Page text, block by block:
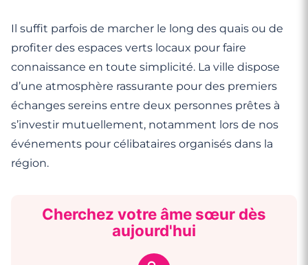
Il suffit parfois de marcher le long des quais ou de
profiter des espaces verts locaux pour faire
connaissance en toute simplicité. La ville dispose
d’une atmosphère rassurante pour des premiers
échanges sereins entre deux personnes prêtes à
s’investir mutuellement, notamment lors de nos
événements pour célibataires organisés dans la
région.
Cherchez votre âme sœur dès
aujourd'hui